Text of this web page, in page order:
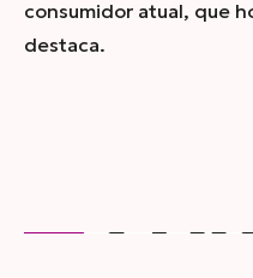
consumidor atual, que
destaca.